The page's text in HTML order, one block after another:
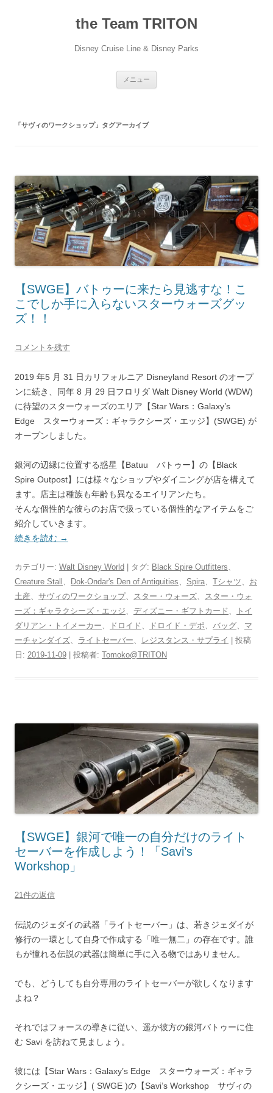
the Team TRITON
Disney Cruise Line & Disney Parks
メニュー
「サヴィのワークショップ」タグアーカイブ
【SWGE】バトゥーに来たら見逃すな！こ
こでしか手に入らないスターウォーズグッ
ズ！！
コメントを残す
2019 年5 月 31 日カリフォルニア Disneyland Resort のオープ
ンに続き、同年 8 月 29 日フロリダ Walt Disney World (WDW)
に待望のスターウォーズのエリア【Star Wars：Galaxy’s
Edge スターウォーズ：ギャラクシーズ・エッジ】(SWGE) が
オープンしました。
銀河の辺縁に位置する惑星【Batuu バトゥー】の【Black
Spire Outpost】には様々なショップやダイニングが店を構えて
ます。店主は種族も年齢も異なるエイリアンたち。
そんな個性的な彼らのお店で扱っている個性的なアイテムをご
紹介していきます。
続きを読む →
カテゴリー: Walt Disney World | タグ: Black Spire Outfitters、
Creature Stall 、 Dok-Ondar's Den of Antiquities、 Spira、 Tシャツ、 お
土産、 サヴィのワークショップ、 スター・ウォーズ、 スター・ウォ
ーズ：ギャラクシーズ・エッジ、 ディズニー・ギフトカード 、
トイ
ダリアン・トイメーカー、 ドロイド 、 ドロイド・デポ、 バッグ、 マ
ーチャンダイズ、 ライトセーバー、 レジスタンス・サプライ
| 投稿
日: 2019-11-09 投稿者: Tomoko@TRITON
【SWGE】銀河で唯一の自分だけのライト
セーバーを作成しよう！「Savi’s
Workshop」
21件の返信
伝説のジェダイの武器「ライトセーバー」は、若きジェダイが
修行の一環として自身で作成する「唯一無二」の存在です。誰
もが憧れる伝説の武器は簡単に手に入る物ではありません。
でも、どうしても自分専用のライトセーバーが欲しくなります
よね？
それではフォースの導きに従い、遥か彼方の銀河バトゥーに住
む Savi を訪ねて見ましょう。
彼には【Star Wars：Galaxy’s Edge スターウォーズ：ギャラ
クシーズ・エッジ】( SWGE )の【Savi’s Workshop サヴィの